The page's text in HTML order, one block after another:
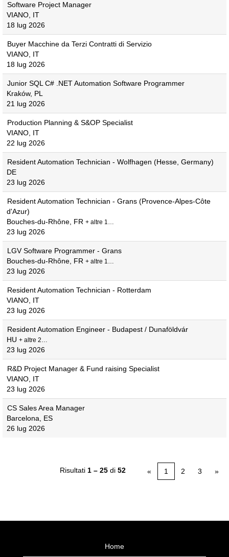
Software Project Manager
VIANO, IT
18 lug 2026
Buyer Macchine da Terzi Contratti di Servizio
VIANO, IT
18 lug 2026
Junior SQL C# .NET Automation Software Programmer
Kraków, PL
21 lug 2026
Production Planning & S&OP Specialist
VIANO, IT
22 lug 2026
Resident Automation Technician - Wolfhagen (Hesse, Germany)
DE
23 lug 2026
Resident Automation Technician - Grans (Provence-Alpes-Côte
d'Azur)
Bouches-du-Rhône, FR + altre 1…
23 lug 2026
LGV Software Programmer - Grans
Bouches-du-Rhône, FR + altre 1…
23 lug 2026
Resident Automation Technician - Rotterdam
VIANO, IT
23 lug 2026
Resident Automation Engineer - Budapest / Dunaföldvár
HU + altre 2…
23 lug 2026
R&D Project Manager & Fund raising Specialist
VIANO, IT
23 lug 2026
CS Sales Area Manager
Barcelona, ES
26 lug 2026
Risultati 1 – 25 di 52 « 1 2 3 »
Home